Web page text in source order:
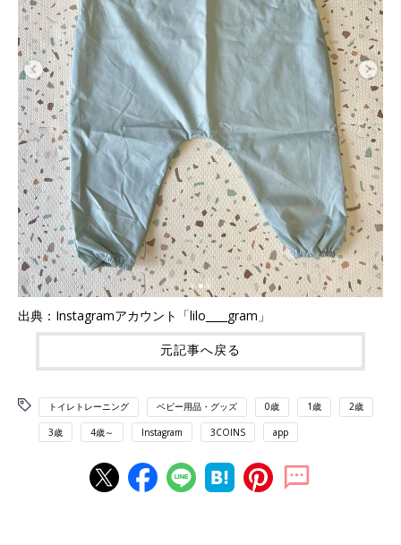
出典：Instagramアカウント「lilo____gram」
元記事へ戻る
トイレトレーニング ベビー用品・グッズ 0歳 1歳 2歳
3歳 4歳～ Instagram 3COINS app